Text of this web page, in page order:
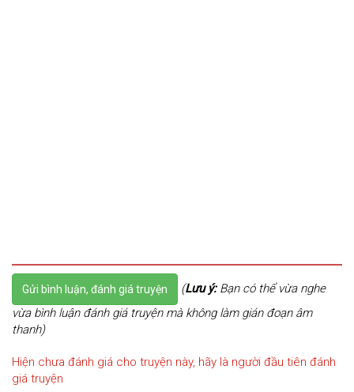
Gửi bình luận, đánh giá truyện (Lưu ý:Bạn có thể vừa nghe
vừa bình luận đánh giá truyện mà không làm gián đoạn âm
thanh)
Hiện chưa đánh giá cho truyện này, hãy là người đầu tiên đánh
giá truyện